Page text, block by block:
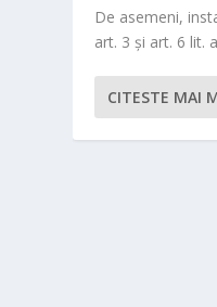
De asemeni,
art. 3 şi art. 6 lit.
CITESTE MAI